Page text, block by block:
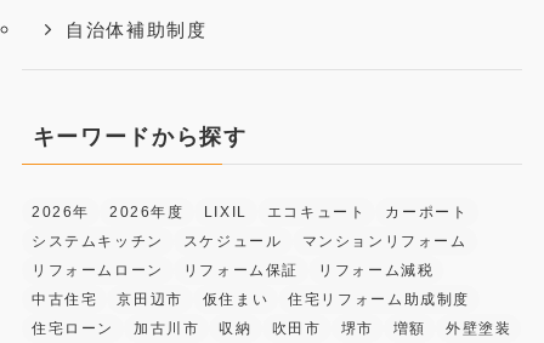
自治体補助制度
キーワードから探す
2026年 2026年度 LIXIL エコキュート
カーポート
システムキッチン
スケジュール
マンションリフォーム
リフォームローン
リフォーム保証
リフォーム減税
中古住宅
京田辺市 仮住まい
住宅リフォーム助成制度
住宅ローン
加古川市 収納 吹田市 堺市 増額
外壁塗装